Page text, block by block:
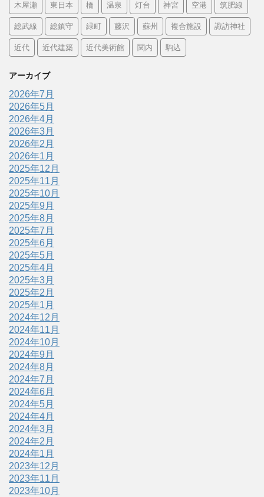
木屋瀬 東日本 橋 温泉 灯台 神宮 空港 筑肥線
総武線 総鎮守 緑町 藤沢 蘇州 複合施設 諏訪神社
近代 近代建築 近代美術館 関内 駒込
アーカイブ
2026年7月
2026年5月
2026年4月
2026年3月
2026年2月
2026年1月
2025年12月
2025年11月
2025年10月
2025年9月
2025年8月
2025年7月
2025年6月
2025年5月
2025年4月
2025年3月
2025年2月
2025年1月
2024年12月
2024年11月
2024年10月
2024年9月
2024年8月
2024年7月
2024年6月
2024年5月
2024年4月
2024年3月
2024年2月
2024年1月
2023年12月
2023年11月
2023年10月